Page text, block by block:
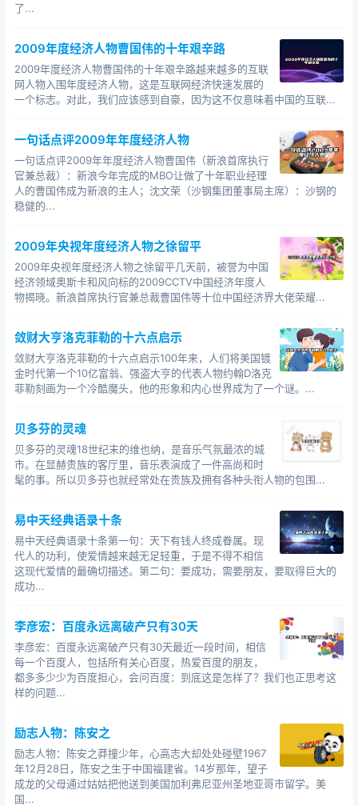
了...
2009年度经济人物曹国伟的十年艰辛路
2009年度经济人物曹国伟的十年艰辛路越来越多的互联
网人物入围年度经济人物，这是互联网经济快速发展的
一个标志。对此，我们应该感到自豪，因为这不仅意味着中国的互联...
一句话点评2009年年度经济人物
一句话点评2009年年度经济人物曹国伟（新浪首席执行
官兼总裁）：新浪今年完成的MBO让做了十年职业经理
人的曹国伟成为新浪的主人；沈文荣（沙钢集团董事局主席）：沙钢的
稳健的...
2009年央视年度经济人物之徐留平
2009年央视年度经济人物之徐留平几天前，被誉为中国
经济领域奥斯卡和风向标的2009CCTV中国经济年度人
物揭晓。新浪首席执行官兼总裁曹国伟等十位中国经济界大佬荣耀...
敛财大亨洛克菲勒的十六点启示
敛财大亨洛克菲勒的十六点启示100年来，人们将美国镀
金时代第一个10亿富翁、强盗大亨的代表人物约翰D洛克
菲勒刻画为一个冷酷魔头，他的形象和内心世界成为了一个谜。...
贝多芬的灵魂
贝多芬的灵魂18世纪末的维也纳，是音乐气氛最浓的城
市。在显赫贵族的客厅里，音乐表演成了一件高尚和时
髦的事。所以贝多芬也就经常处在贵族及拥有各种头衔人物的包围...
易中天经典语录十条
易中天经典语录十条第一句：天下有钱人终成眷属。现
代人的功利，使爱情越来越无足轻重，于是不得不相信
这现代爱情的最确切描述。第二句：要成功，需要朋友，要取得巨大的
成功...
李彦宏：百度永远离破产只有30天
李彦宏：百度永远离破产只有30天最近一段时间，相信
每一个百度人，包括所有关心百度，热爱百度的朋友，
都多多少少为百度担心，会问百度：到底这是怎样了？我们也正思考这
样的问题...
励志人物：陈安之
励志人物：陈安之莽撞少年，心高志大却处处碰壁1967
年12月28日，陈安之生于中国福建省。14岁那年，望子
成龙的父母通过姑姑把他送到美国加利弗尼亚州圣地亚哥市留学。美
国...